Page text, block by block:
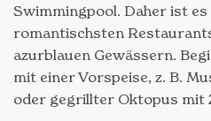
Swimmingpool. Daher ist
romantischsten
azurblauen Gewässern.
mit einer Vorspeise, z. B.
oder gegrillter Oktopus mit